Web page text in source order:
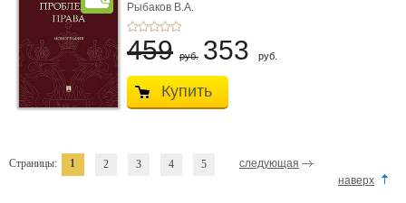
Рыбаков В.А.
459 руб. 353 руб.
Купить
Страницы: 1 2 3 4 5
следующая
наверх